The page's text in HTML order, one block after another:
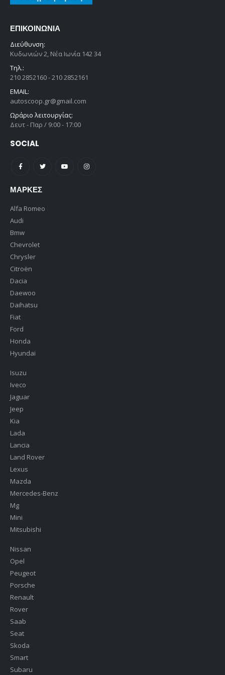
ΕΠΙΚΟΙΝΩΝΊΑ
Διεύθυνση:
Κυδωνιών 2, Νέα Ιωνία 142 34
Τηλ.:
210 2852160 - 210 2852161
EMAIL:
autoscoop.gr@gmail.com
Ωράριο λειτουργίας:
Δευτ - Παρ / 9:00 - 17:00
SOCIAL
ΜΆΡΚΕΣ
Alfa Romeo
Audi
Bmw
Chevrolet
Chrysler
Citroën
Dacia
Daewoo
Daihatsu
Fiat
Ford
Honda
Hyundai
Isuzu
Iveco
Jaguar
Jeep
Kia
Lada
Lancia
Land Rover
Lexus
Mazda
Mercedes-Benz
Mg
Mini
Mitsubishi
Nissan
Opel
Peugeot
Porsche
Renault
Rover
Saab
Seat
Skoda
Smart
Subaru